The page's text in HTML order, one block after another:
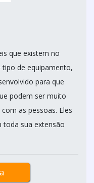
que existem no
de equipamento,
para que
podem ser muito
as pessoas. Eles
toda sua extensão